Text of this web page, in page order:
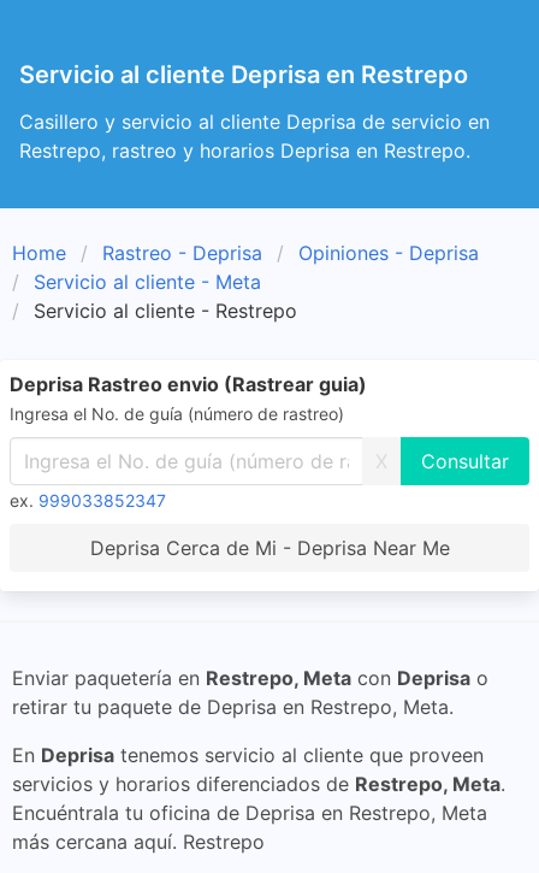
Servicio al cliente Deprisa en Restrepo
Casillero y servicio al cliente Deprisa de servicio en
Restrepo, rastreo y horarios Deprisa en Restrepo.
Home Rastreo - Deprisa
Opiniones - Deprisa
Servicio al cliente - Meta
Servicio al cliente - Restrepo
Deprisa Rastreo envio (Rastrear guia)
Ingresa el No. de guía (número de rastreo)
X
ex. 999033852347
Deprisa Cerca de Mi - Deprisa Near Me
Enviar paquetería en Restrepo, Meta con Deprisa o
retirar tu paquete de Deprisa en Restrepo, Meta.
En Deprisa tenemos servicio al cliente que proveen
servicios y horarios diferenciados de Restrepo, Meta.
Encuéntrala tu oficina de Deprisa en Restrepo, Meta
más cercana aquí. Restrepo